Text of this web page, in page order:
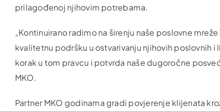
prilagođenoj njihovim potrebama.
„Kontinuirano radimo na širenju naše poslovne
kvalitetnu podršku u ostvarivanju njihovih poslovnih
korak u tom pravcu i potvrda naše dugoročne
MKO.
Partner MKO godinama gradi povjerenje klijenata